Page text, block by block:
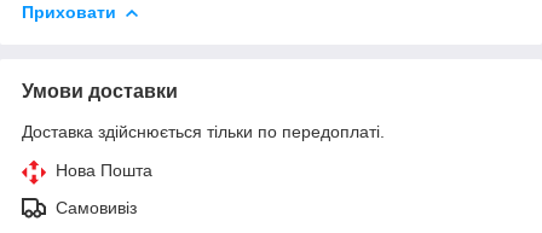
Приховати
Умови доставки
Доставка здійснюється тільки по передоплаті.
Нова Пошта
Самовивіз